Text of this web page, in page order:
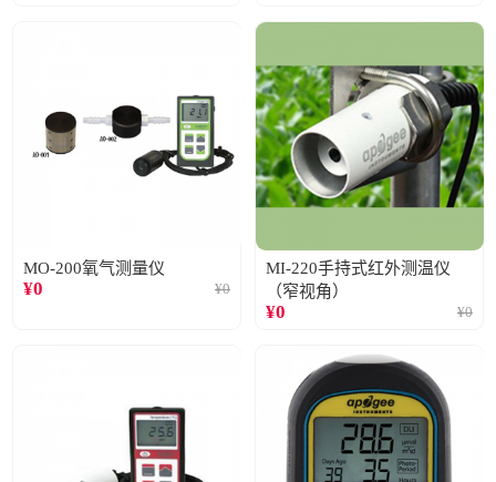
MO-200氧气测量仪
¥0 ¥0
MI-220手持式红外测温仪
（窄视角）
¥0 ¥0